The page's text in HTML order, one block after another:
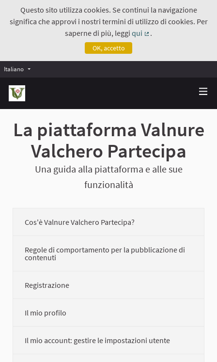
Questo sito utilizza cookies. Se continui la navigazione
significa che approvi i nostri termini di utilizzo di cookies. Per
saperne di più, leggiqui
.
OK, accetto
Italiano
La piattaforma Valnure
Valchero Partecipa
Una guida alla piattaforma e alle sue
funzionalità
Cos'è Valnure Valchero Partecipa?
Regole di comportamento per la pubblicazione di
contenuti
Registrazione
Il mio profilo
Il mio account: gestire le impostazioni utente